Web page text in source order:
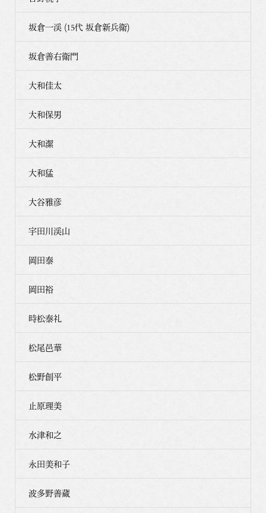
坂倉一渓 (15代 坂倉新兵衛)
坂倉善右衛門
大和佳太
大和保男
大和潔
大和猛
大谷雅彦
宇田川渓山
岡田泰
岡田裕
時松泰礼
松尾邑華
松野創平
止原理美
水津和之
永田美和子
波多野善蔵